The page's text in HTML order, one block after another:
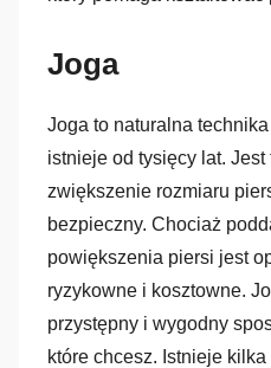
Joga
Joga to naturalna
istnieje od tysięcy lat.
zwiększenie rozmiaru
bezpieczny. Chociaż
powiększenia piersi jest
ryzykowne i kosztowne.
przystępny i wygodny
które chcesz. Istnieje